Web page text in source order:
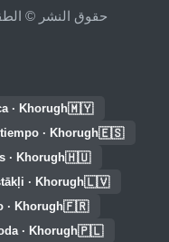
🇲🇾
· Khorugh
🇪🇸
· Khorugh
🇭🇺
· Khorugh
🇱🇻
· Khorugh
🇫🇷
· Khorugh
🇵🇱
· Khorugh